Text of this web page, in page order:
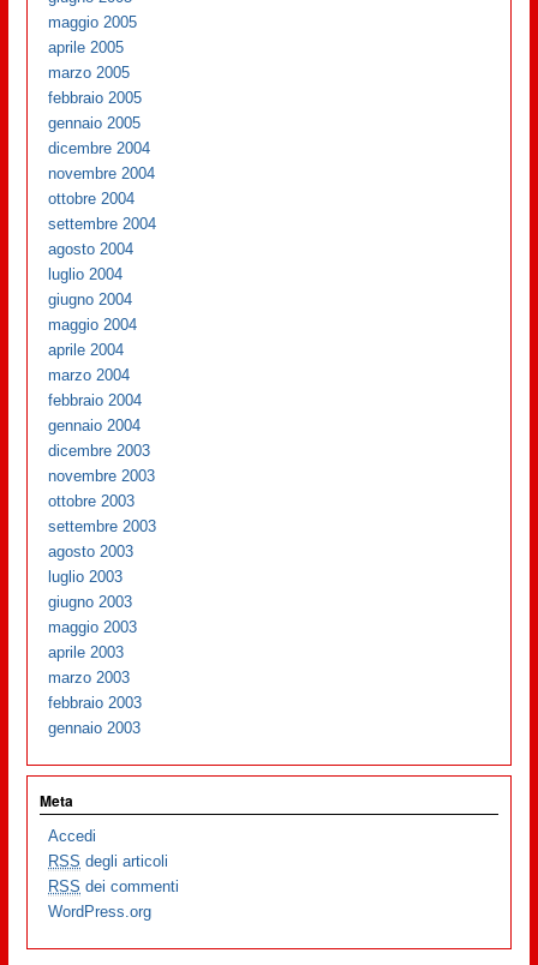
maggio 2005
aprile 2005
marzo 2005
febbraio 2005
gennaio 2005
dicembre 2004
novembre 2004
ottobre 2004
settembre 2004
agosto 2004
luglio 2004
giugno 2004
maggio 2004
aprile 2004
marzo 2004
febbraio 2004
gennaio 2004
dicembre 2003
novembre 2003
ottobre 2003
settembre 2003
agosto 2003
luglio 2003
giugno 2003
maggio 2003
aprile 2003
marzo 2003
febbraio 2003
gennaio 2003
Meta
Accedi
RSS degli articoli
RSS dei commenti
WordPress.org